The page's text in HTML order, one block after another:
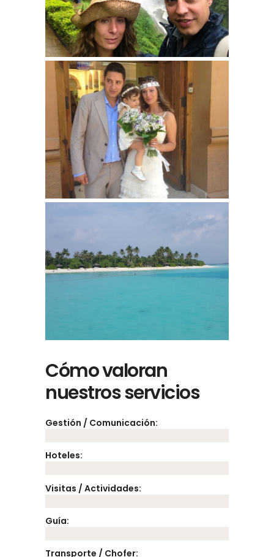
Cómo valoran
nuestros servicios
Gestión / Comunicación:
Hoteles:
Visitas / Actividades:
Guía:
Transporte / Chofer: